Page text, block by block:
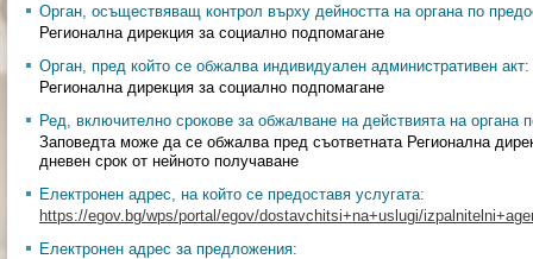
Орган, осъществяващ контрол върху дейността на органа по
Регионална дирекция за социално подпомагане
Орган, пред който се обжалва индивидуален административен акт:
Регионална дирекция за социално подпомагане
Ред, включително срокове за обжалване на действията на органа
Заповедта може да се обжалва пред съответната Регионална
дневен срок от нейното получаване
Електронен адрес, на който се предоставя услугата:
https://egov.bg/wps/portal/egov/dostavchitsi+na+uslugi/
Електронен адрес за предложения: